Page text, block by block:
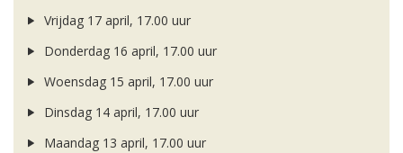
Vrijdag 17 april, 17.00 uur
Donderdag 16 april, 17.00 uur
Woensdag 15 april, 17.00 uur
Dinsdag 14 april, 17.00 uur
Maandag 13 april, 17.00 uur